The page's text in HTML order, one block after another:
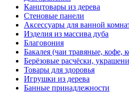
Канцтовары из дерева
Стеновые панели
Аксессуары для ванной
Изделия из массива дуба
Благовония
Бакалея (чаи травяные, кофе,
Берёзовые расчёски,
Товары для здоровья
Игрушки из дерева
Банные принадлежности